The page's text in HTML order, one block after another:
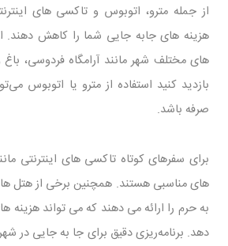
از جمله مترو، اتوبوس و تاکسی‌ های
هزینه ‌های جابه‌ جایی شما را کاهش دهند.
‌های مختلف شهر مانند آرامگاه فردوسی،
بازدید کنید استفاده از مترو یا اتوبوس
صرفه باشد.
برای سفرهای کوتاه تاکسی ‌های اینترنتی
‌های مناسبی هستند. همچنین برخی از هتل ‌ها
به حرم را ارائه می ‌دهند که می ‌تواند
دهد. برنامه‌ریزی دقیق برای جا به‌ جایی در